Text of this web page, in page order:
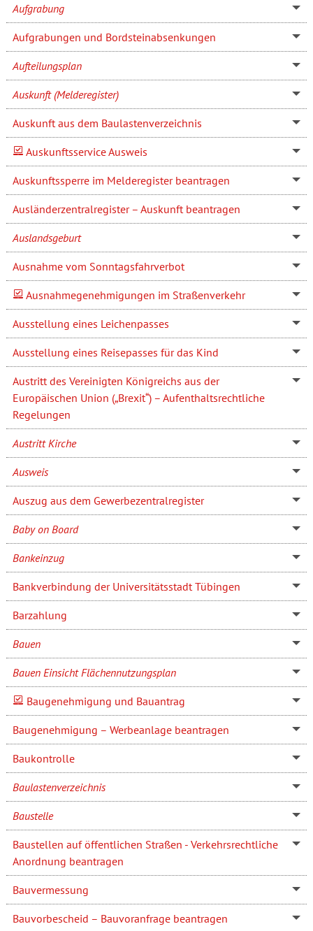
Aufgrabung
Aufgrabungen und Bordsteinabsenkungen
Aufteilungsplan
Auskunft (Melderegister)
Auskunft aus dem Baulastenverzeichnis
Auskunftsservice Ausweis
Auskunftssperre im Melderegister beantragen
Ausländerzentralregister – Auskunft beantragen
Auslandsgeburt
Ausnahme vom Sonntagsfahrverbot
Ausnahmegenehmigungen im Straßenverkehr
Ausstellung eines Leichenpasses
Ausstellung eines Reisepasses für das Kind
Austritt des Vereinigten Königreichs aus der
Europäischen Union („Brexit“) – Aufenthaltsrechtliche
Regelungen
Austritt Kirche
Ausweis
Auszug aus dem Gewerbezentralregister
Baby on Board
Bankeinzug
Bankverbindung der Universitätsstadt Tübingen
Barzahlung
Bauen
Bauen Einsicht Flächennutzungsplan
Baugenehmigung und Bauantrag
Baugenehmigung – Werbeanlage beantragen
Baukontrolle
Baulastenverzeichnis
Baustelle
Baustellen auf öffentlichen Straßen - Verkehrsrechtliche
Anordnung beantragen
Bauvermessung
Bauvorbescheid – Bauvoranfrage beantragen